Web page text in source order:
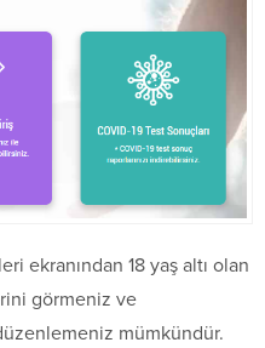
ekranından 18 yaş altı olan
görmeniz ve
mümkündür.